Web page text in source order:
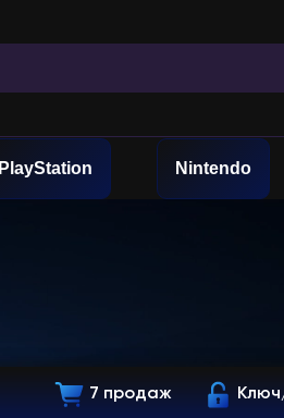
PlayStation Nintendo
7 продаж